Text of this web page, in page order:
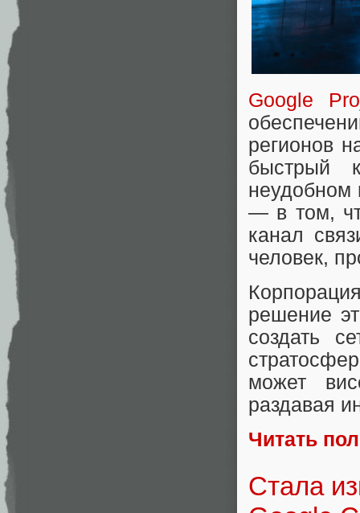
Google
регионов
быстрый
неудобном
— в том,
канал
человек,
решение
создать
может
раздавая
Читать
Стала